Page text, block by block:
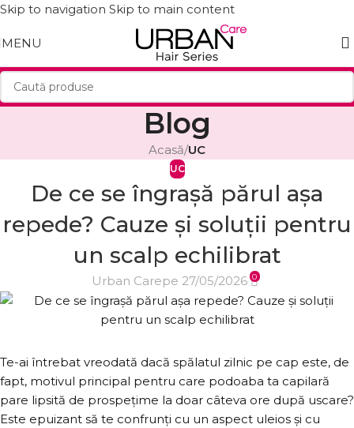
Skip to navigation Skip to main content
MENU
Blog
Acasă/UC
UC
De ce se îngrașă părul așa
repede? Cauze și soluții pentru
un scalp echilibrat
Urban Carepe 27/05/2026 0
Te-ai întrebat vreodată dacă spălatul zilnic pe cap este, de
fapt, motivul principal pentru care podoaba ta capilară
pare lipsită de prospețime la doar câteva ore după uscare?
Este epuizant să te confrunți cu un aspect uleios și cu